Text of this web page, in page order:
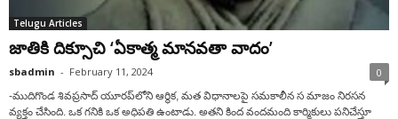
Telugu Articles
జాతికి దిక్సూచి ‘ఏకాత్మ మానవతా వాదం’
sbadmin - February 11, 2024 0
-ముదిగొండ శివప్రసాద్ యూరప్‌లోని ఆర్థిక, మత విధానాలపై సమకాలీన స మాజం నిరసన
వ్యక్తం చేసింది. ఒక గనికి ఒక అధిపతి ఉంటాడు. అతని కింద వందమంది కార్మికులు పనిచేస్తూ